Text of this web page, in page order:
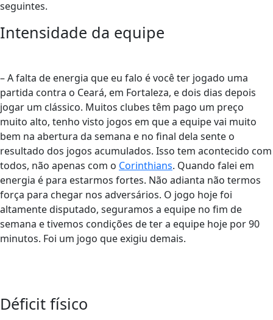
seguintes.
Intensidade da equipe
– A falta de energia que eu falo é você ter jogado uma
partida contra o Ceará, em Fortaleza, e dois dias depois
jogar um clássico. Muitos clubes têm pago um preço
muito alto, tenho visto jogos em que a equipe vai muito
bem na abertura da semana e no final dela sente o
resultado dos jogos acumulados. Isso tem acontecido com
todos, não apenas com o Corinthians. Quando falei em
energia é para estarmos fortes. Não adianta não termos
força para chegar nos adversários. O jogo hoje foi
altamente disputado, seguramos a equipe no fim de
semana e tivemos condições de ter a equipe hoje por 90
minutos. Foi um jogo que exigiu demais.
Déficit físico